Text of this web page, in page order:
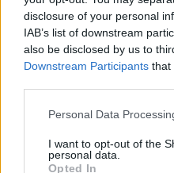
disclosure of your personal
IAB’s list of downstream
also be disclosed by us to
Downstream Participants that
Personal Data
I want to opt-out of the
personal data.
Opted In
feldolgozóiparból
A várakozásokkal
beszerzésimenedzser-
helyzet továbra sem jó,
erős.